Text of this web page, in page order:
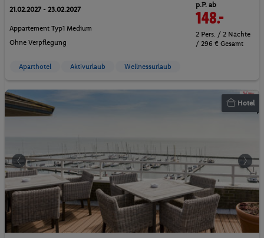
21.02.2027 - 23.02.2027
Appartement Typ1 Medium
Ohne Verpflegung
p.P. ab
148.-
2 Pers. / 2 Nächte
/ 296 € Gesamt
Aparthotel Aktivurlaub Wellnessurlaub
Hotel